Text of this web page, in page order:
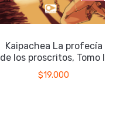
Kaipachea La profecía
de los proscritos, Tomo II
$19.000